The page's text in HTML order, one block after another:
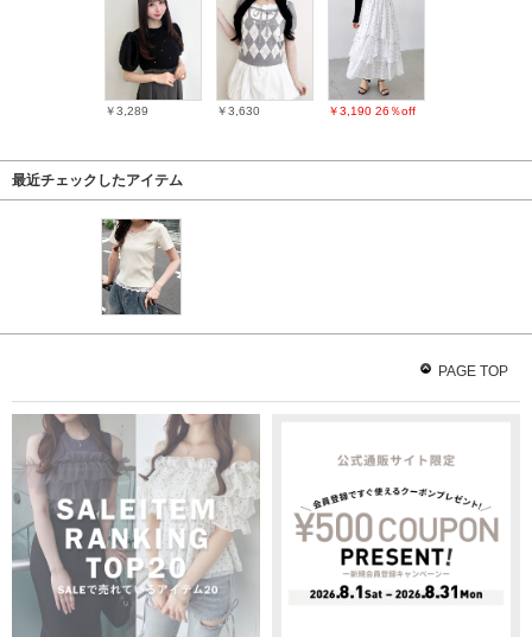
￥3,289 ￥3,630 ￥3,190 26％off
最近チェックしたアイテム
PAGE TOP